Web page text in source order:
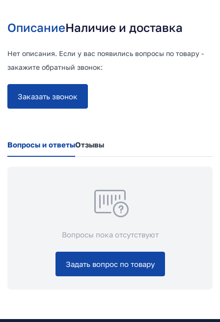
ОписаниеНаличие и доставка
Нет описания. Если у вас появились вопросы по товару -
закажите обратный звонок:
Заказать звонок
Вопросы и ответыОтзывы
Вопросы пока отсутствуют
Задать вопрос по товару